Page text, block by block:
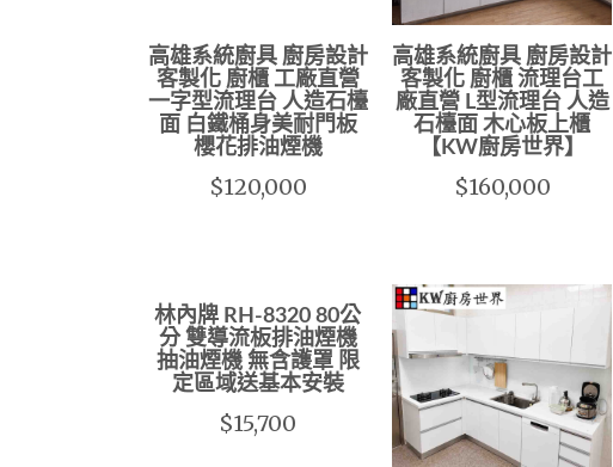
高雄系統廚具 廚房設計
客製化 廚櫃 工廠直營
一字型流理台 人造石檯
面 白鐵桶身美耐門板
櫻花排油煙機
$120,000
高雄系統廚具 廚房設計
客製化 廚櫃 流理台工
廠直營 L型流理台 人造
石檯面 木心板上櫃
【KW廚房世界】
$160,000
林內牌 RH-8320 80公
分 雙導流板排油煙機
抽油煙機 無含護罩 限
定區域送基本安裝
$15,700